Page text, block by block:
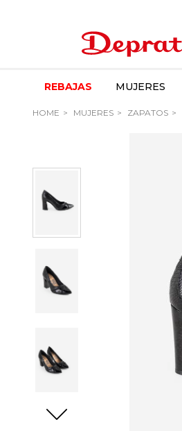
REBAJAS MUJERES
HOME MUJERES ZAPATOS